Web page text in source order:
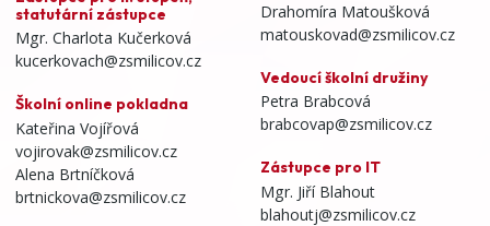
statutární zástupce
Mgr. Charlota Kučerková
kucerkovach@zsmilicov.cz
Školní online pokladna
Kateřina Vojířová
vojirovak@zsmilicov.cz
Alena Brtníčková
brtnickova@zsmilicov.cz
Drahomíra Matoušková
matouskovad@zsmilicov.cz
Vedoucí školní družiny
Petra Brabcová
brabcovap@zsmilicov.cz
Zástupce pro IT
Mgr. Jiří Blahout
blahoutj@zsmilicov.cz